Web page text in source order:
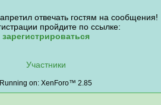
отвечать гостям на сообщения!
пройдите по ссылке:
зарегистрироваться
Участники
Running on: XenForo™ 2.85